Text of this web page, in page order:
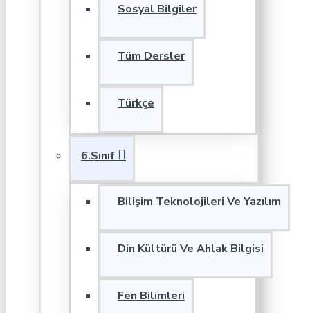
Sosyal Bilgiler
Tüm Dersler
Türkçe
6.Sınıf
Bilişim Teknolojileri Ve Yazılım
Din Kültürü Ve Ahlak Bilgisi
Fen Bilimleri